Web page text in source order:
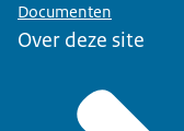
Documenten
Over deze site